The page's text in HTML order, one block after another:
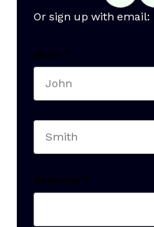
Or sign up with email:
Name *
Seniority *